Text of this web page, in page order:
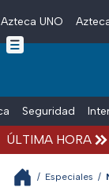
Skip to main
Azteca UNO
Seguridad
ÚLTIMA HORA
/ Especiales /